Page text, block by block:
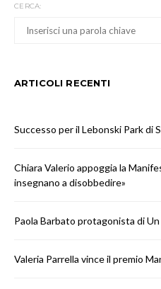
CERCA:
ARTICOLI RECENTI
Successo per il Lebonski Park di
Chiara Valerio appoggia la
insegnano a disobbedire»
Paola Barbato protagonista di
Valeria Parrella vince il premio